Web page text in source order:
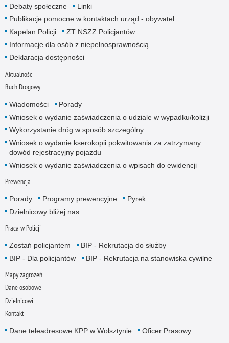
Debaty społeczne
Linki
Publikacje pomocne w kontaktach urząd - obywatel
Kapelan Policji
ZT NSZZ Policjantów
Informacje dla osób z niepełnosprawnością
Deklaracja dostępności
Aktualności
Ruch Drogowy
Wiadomości
Porady
Wniosek o wydanie zaświadczenia o udziale w wypadku/kolizji
Wykorzystanie dróg w sposób szczególny
Wniosek o wydanie kserokopii pokwitowania za zatrzymany
dowód rejestracyjny pojazdu
Wniosek o wydanie zaświadczenia o wpisach do ewidencji
Prewencja
Porady Programy prewencyjne
Pyrek
Dzielnicowy bliżej nas
Praca w Policji
Zostań policjantem
BIP - Rekrutacja do służby
BIP - Dla policjantów
BIP - Rekrutacja na stanowiska cywilne
Mapy zagrożeń
Dane osobowe
Dzielnicowi
Kontakt
Dane teleadresowe KPP w Wolsztynie Oficer Prasowy